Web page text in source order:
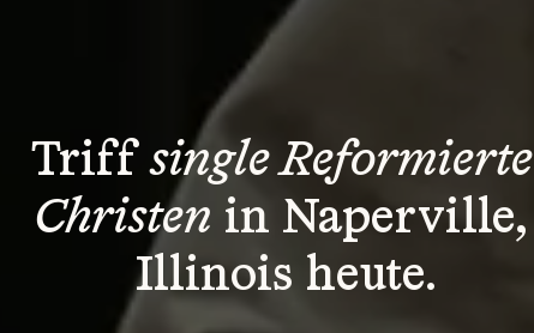
Triff single Reformierte
Christen in Naperville,
Illinois heute.